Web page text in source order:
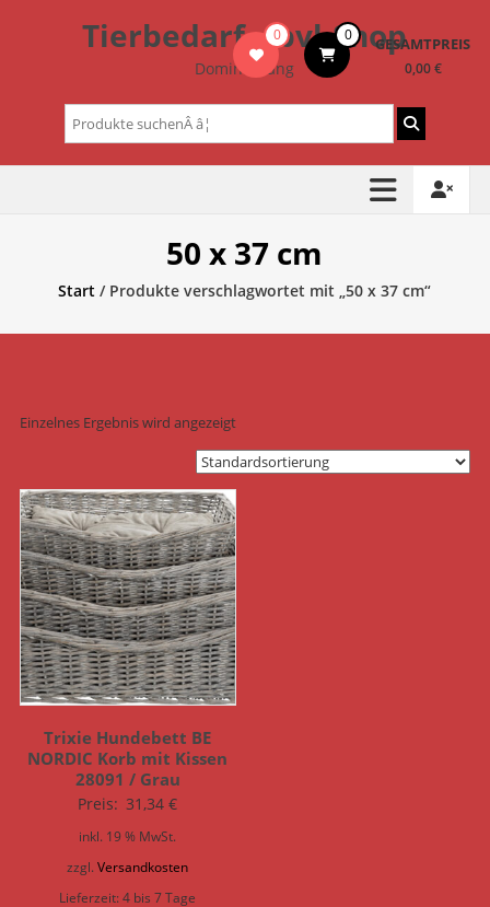
Tierbedarf – bvl-Shop
Dominik Lang
0 0 GESAMTPREIS
0,00 €
Suchen
nach:
50 x 37 cm
Start / Produkte verschlagwortet mit „50 x 37 cm“
Einzelnes Ergebnis wird angezeigt
Trixie Hundebett BE
NORDIC Korb mit Kissen
28091 / Grau
Preis: 31,34€
inkl. 19 % MwSt.
zzgl.Versandkosten
Lieferzeit:4 bis 7 Tage